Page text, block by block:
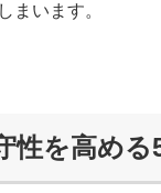
まいます。
性を高める